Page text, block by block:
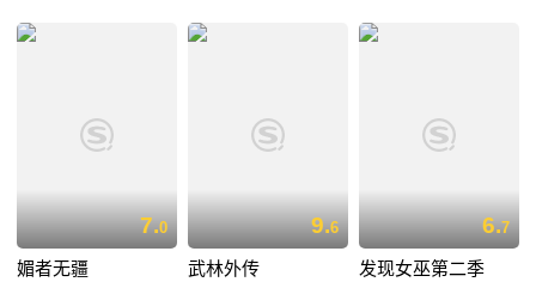
7.0
媚者无疆
9.6
武林外传
6.7
发现女巫第二季